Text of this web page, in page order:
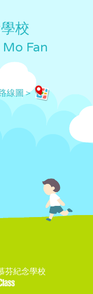
校
Fan
線圖＞
芬紀念學校